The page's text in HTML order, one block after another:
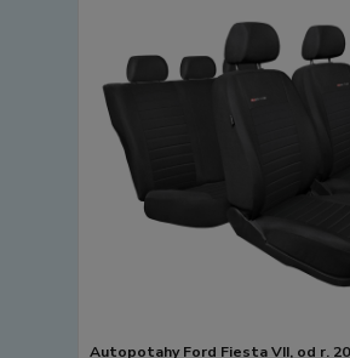
Autopotahy Ford Fiesta VII, od r.